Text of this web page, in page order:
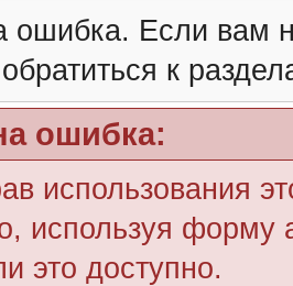
ошибка. Если вам
к
ошибка:
использования
используя форму
это доступно.